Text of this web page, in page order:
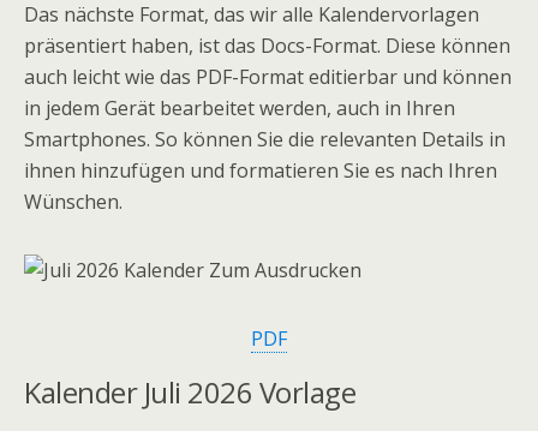
Das nächste Format, das wir alle Kalendervorlagen
präsentiert haben, ist das Docs-Format. Diese können
auch leicht wie das PDF-Format editierbar und können
in jedem Gerät bearbeitet werden, auch in Ihren
Smartphones. So können Sie die relevanten Details in
ihnen hinzufügen und formatieren Sie es nach Ihren
Wünschen.
PDF
Kalender Juli 2026 Vorlage